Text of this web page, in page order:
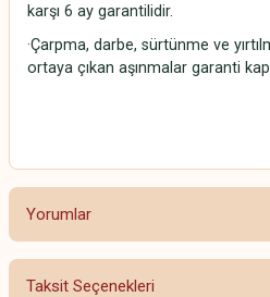
karşı 6 ay garantilidir.
·Çarpma, darbe, sürtünme ve
ortaya çıkan aşınmalar garanti
Yorumlar
Taksit Seçenekleri